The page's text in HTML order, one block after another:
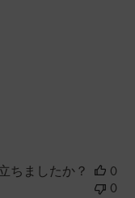
ちましたか？
0
0